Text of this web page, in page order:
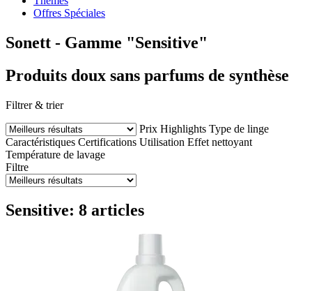
Offres Spéciales
Sonett - Gamme "Sensitive"
Produits doux sans parfums de synthèse
Filtrer & trier
Prix Highlights Type de linge
Caractéristiques Certifications Utilisation Effet nettoyant
Température de lavage
Filtre
Sensitive: 8 articles